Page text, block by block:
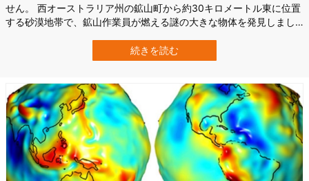
せん。 西オーストラリア州の鉱山町から約30キロメートル東に位置
する砂漠地帯で、鉱山作業員が燃える謎の大きな物体を発見しまし
はじめとした複数の公的機関が調査を開始しました。 初期調査で
は、今回の物体は宇宙機の部品、いわゆる「宇宙ごみ（スペースデ
続きを読む